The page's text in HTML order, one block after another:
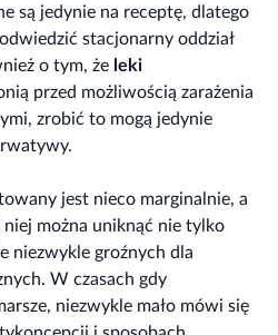
są jedynie na receptę, dlatego
stacjonarny oddział
o tym, że leki
przed możliwością zarażenia
zrobić to mogą jedynie
jest nieco marginalnie, a
niej można uniknąć nie tylko
niezwykle groźnych dla
W czasach gdy
niezwykle mało mówi się